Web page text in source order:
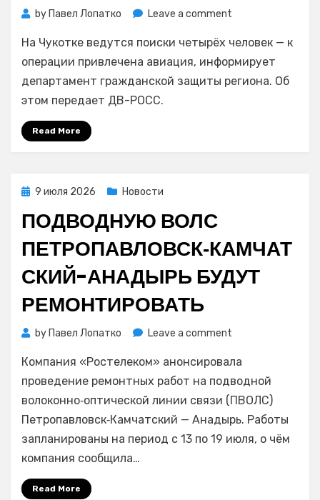
by Павел Лопатко Leave a comment
реке
Анадырь
пропали
На Чукотке ведутся поиски четырёх человек — к
операции привлечена авиация, информирует
департамент гражданской защиты региона. Об
этом передает ДВ-РОСС.
Read More
Posted
9 июля 2026 Новости
ПОДВОДНУЮ ВОЛС
ПЕТРОПАВЛОВСК‑КАМЧАТ
СКИЙ-АНАДЫРЬ БУДУТ
РЕМОНТИРОВАТЬ
by Павел Лопатко Leave a comment
ВОЛС
Анадырь
ремонтировать
Компания «Ростелеком» анонсировала
проведение ремонтных работ на подводной
волоконно‑оптической линии связи (ПВОЛС)
Петропавловск‑Камчатский — Анадырь. Работы
запланированы на период с 13 по 19 июля, о чём
компания сообщила…
Read More